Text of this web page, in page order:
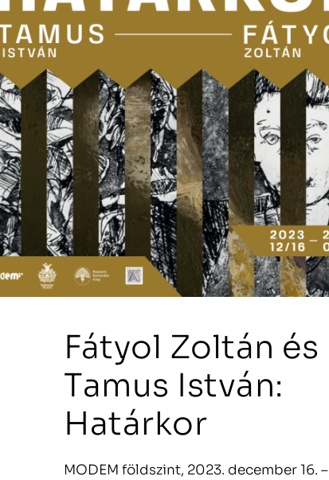
Fátyol Zoltán és
Tamus István:
Határkor
MODEM földszint, 2023. december 16. –